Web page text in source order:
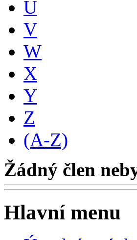
U
V
W
X
Y
Z
(A-Z)
Žádný člen
Hlavní menu